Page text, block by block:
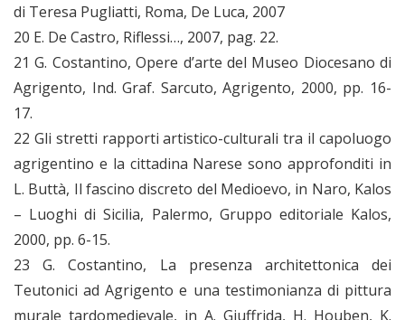
di Teresa Pugliatti, Roma, De Luca, 2007
20 E. De Castro, Riflessi…, 2007, pag. 22.
21 G. Costantino, Opere d’arte del Museo Diocesano di
Agrigento, Ind. Graf. Sarcuto, Agrigento, 2000, pp. 16-
17.
22 Gli stretti rapporti artistico-culturali tra il capoluogo
agrigentino e la cittadina Narese sono approfonditi in
L. Buttà, Il fascino discreto del Medioevo, in Naro, Kalos
– Luoghi di Sicilia, Palermo, Gruppo editoriale Kalos,
2000, pp. 6-15.
23 G. Costantino, La presenza architettonica dei
Teutonici ad Agrigento e una testimonianza di pittura
murale tardomedievale, in A. Giuffrida, H. Houben, K.